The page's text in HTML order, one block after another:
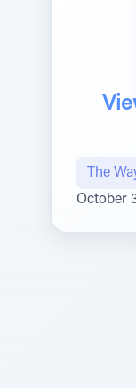
The
October